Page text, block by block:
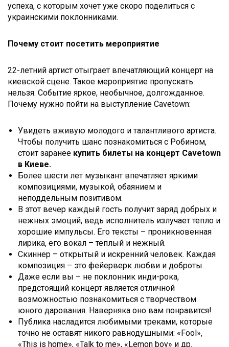
успеха, с которым хочет уже скоро поделиться с
украинскими поклонниками.
Почему стоит посетить мероприятие
22-летний артист отыграет впечатляющий концерт на
киевской сцене. Такое мероприятие пропускать
нельзя. Событие яркое, необычное, долгожданное.
Почему нужно пойти на выступление Cavetown:
Увидеть вживую молодого и талантливого артиста.
Чтобы получить шанс познакомиться с Робином,
стоит заранее купить билеты на концерт Cavetown
в Киеве.
Более шести лет музыкант впечатляет яркими
композициями, музыкой, обаянием и
неподдельным позитивом.
В этот вечер каждый гость получит заряд добрых и
нежных эмоций, ведь исполнитель излучает тепло и
хорошие импульсы. Его тексты – проникновенная
лирика, его вокал – теплый и нежный.
Скиннер – открытый и искренний человек. Каждая
композиция – это фейерверк любви и доброты.
Даже если вы – не поклонник инди-рока,
предстоящий концерт является отличной
возможностью познакомиться с творчеством
юного дарования. Наверняка оно вам понравится!
Публика насладится любимыми треками, которые
точно не оставят никого равнодушными: «Fool»,
«This is home», «Talk to me», «Lemon boy» и др.